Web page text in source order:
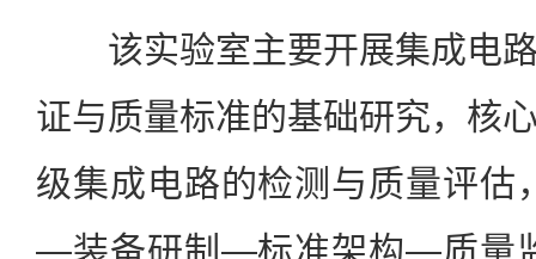
该实验室主要开展集成电路
证与质量标准的基础研究，核
级集成电路的检测与质量评估
—装备研制—标准架构—质量